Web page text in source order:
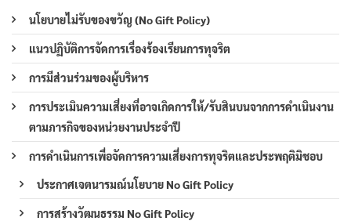
นโยบายไม่รับของขวัญ (No Gift Policy)
แนวปฏิบัติการจัดการเรื่องร้องเรียนการทุจริต
การมีส่วนร่วมของผู้บริหาร
การประเมินความเสี่ยงที่อาจเกิดการให้/รับสินบนจากการดำเนินงาน
ตามภารกิจของหน่วยงานประจำปี
การดำเนินการเพื่อจัดการความเสี่ยงการทุจริตและประพฤติมิชอบ
ประกาศเจตนารมณ์นโยบาย No Gift Policy
การสร้างวัฒนธรรม No Gift Policy